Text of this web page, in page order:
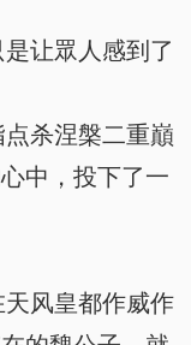
让眾人感到了
杀涅槃二重巔
中，投下了一
风皇都作威作